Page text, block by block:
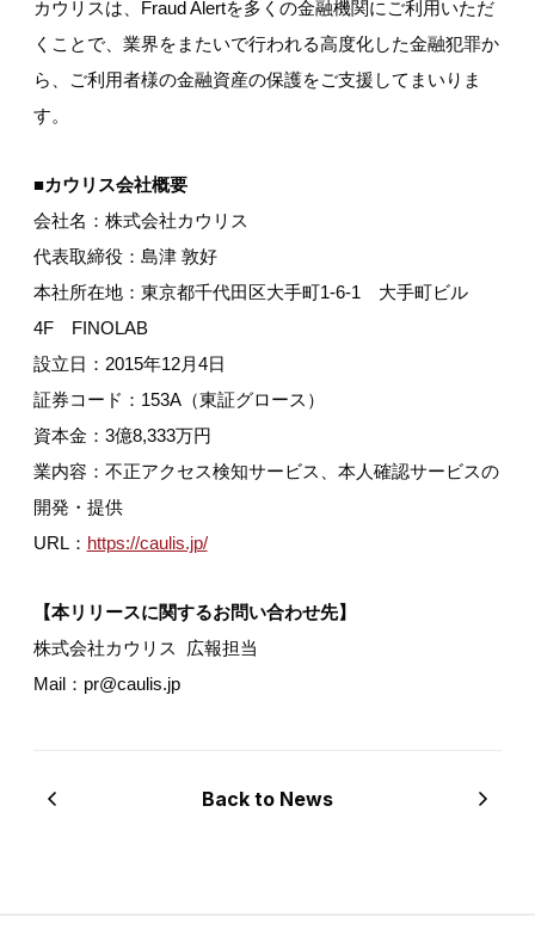
カウリスは、Fraud Alertを多くの金融機関にご利用いただ
くことで、業界をまたいで行われる高度化した金融犯罪か
ら、ご利用者様の金融資産の保護をご支援してまいりま
す。
■カウリス会社概要
会社名：株式会社カウリス
代表取締役：島津 敦好
本社所在地：東京都千代田区大手町1-6-1 大手町ビル
4F FINOLAB
設立日：2015年12月4日
証券コード：153A（東証グロース）
資本金：3億8,333万円
業内容：不正アクセス検知サービス、本人確認サービスの
開発・提供
URL： https://caulis.jp/
【本リリースに関するお問い合わせ先】
株式会社カウリス 広報担当
Mail：pr@caulis.jp
Back to News